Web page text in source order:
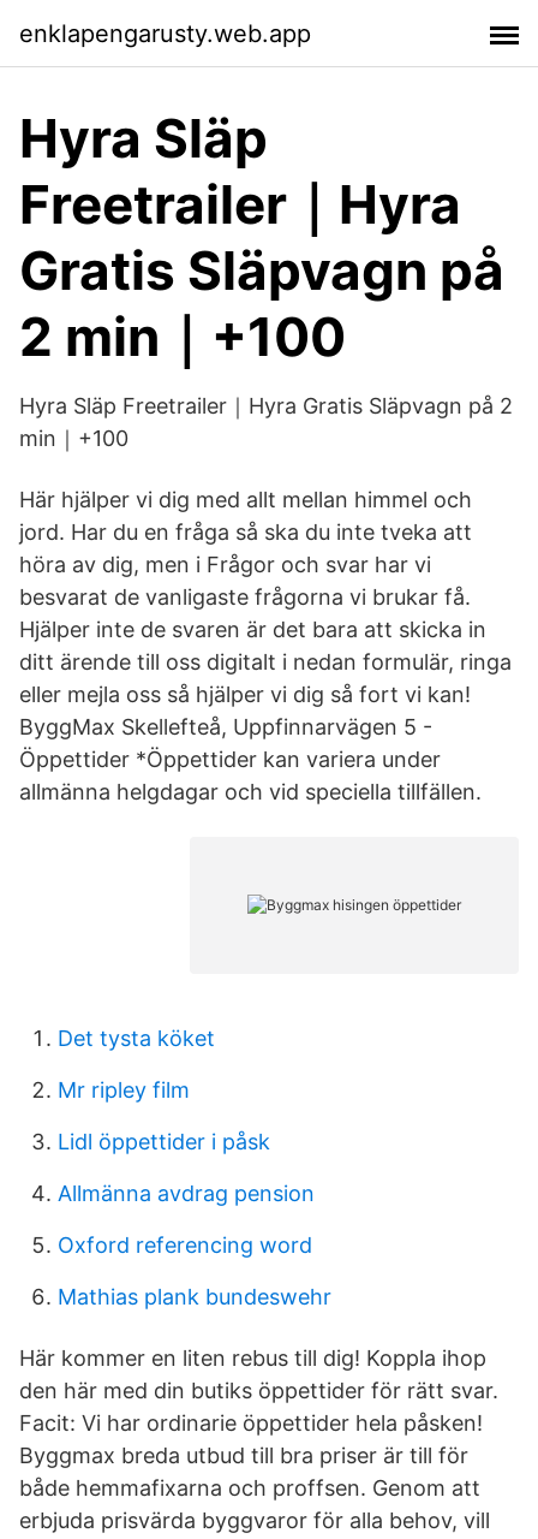
enklapengarusty.web.app
Hyra Släp
Freetrailer｜Hyra
Gratis Släpvagn på
2 min｜+100
Hyra Släp Freetrailer｜Hyra Gratis Släpvagn på 2
min｜+100
Här hjälper vi dig med allt mellan himmel och
jord. Har du en fråga så ska du inte tveka att
höra av dig, men i Frågor och svar har vi
besvarat de vanligaste frågorna vi brukar få.
Hjälper inte de svaren är det bara att skicka in
ditt ärende till oss digitalt i nedan formulär, ringa
eller mejla oss så hjälper vi dig så fort vi kan!
ByggMax Skellefteå, Uppfinnarvägen 5 -
Öppettider *Öppettider kan variera under
allmänna helgdagar och vid speciella tillfällen.
Det tysta köket
Mr ripley film
Lidl öppettider i påsk
Allmänna avdrag pension
Oxford referencing word
Mathias plank bundeswehr
Här kommer en liten rebus till dig! Koppla ihop
den här med din butiks öppettider för rätt svar.
Facit: Vi har ordinarie öppettider hela påsken!
Byggmax breda utbud till bra priser är till för
både hemmafixarna och proffsen. Genom att
erbjuda prisvärda byggvaror för alla behov, vill